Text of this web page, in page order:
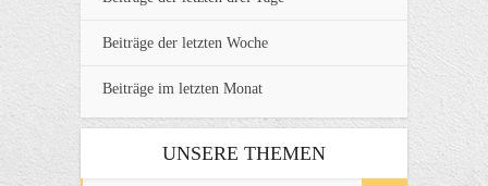
Beiträge der letzten Woche
Beiträge im letzten Monat
UNSERE THEMEN